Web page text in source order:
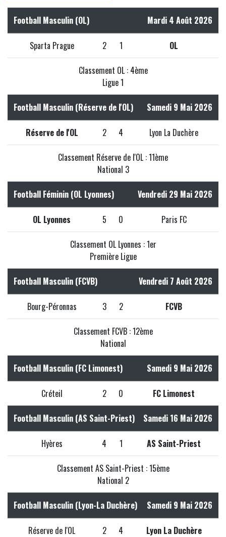
Football Masculin (OL) Mardi 4 Août 2026
Sparta Prague 2 1 OL
Classement OL : 4ème
Ligue 1
Football Masculin (Réserve de l'OL) Samedi 9 Mai 2026
Réserve de l'OL 2 4 Lyon La Duchère
Classement Réserve de l'OL : 11ème
National 3
Football Féminin (OL Lyonnes) Vendredi 29 Mai 2026
OL Lyonnes 5 0 Paris FC
Classement OL Lyonnes : 1er
Première Ligue
Football Masculin (FCVB) Vendredi 7 Août 2026
Bourg-Péronnas 3 2 FCVB
Classement FCVB : 12ème
National
Football Masculin (FC Limonest) Samedi 9 Mai 2026
Créteil 2 0 FC Limonest
Football Masculin (AS Saint-Priest) Samedi 16 Mai 2026
Hyères 4 1 AS Saint-Priest
Classement AS Saint-Priest : 15ème
National 2
Football Masculin (Lyon-La Duchère) Samedi 9 Mai 2026
Réserve de l'OL 2 4 Lyon La Duchère